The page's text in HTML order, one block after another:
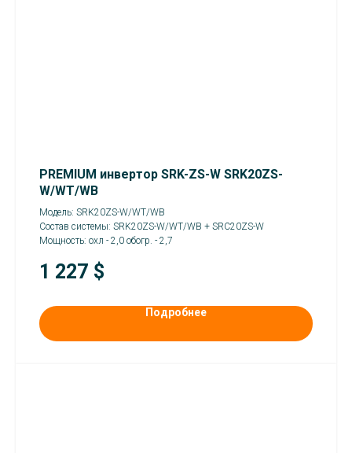
PREMIUM инвертор SRK-ZS-W SRK20ZS-
W/WT/WB
Модель: SRK20ZS-W/WT/WB
Состав системы: SRK20ZS-W/WT/WB + SRC20ZS-W
Мощность: охл - 2,0 обогр. - 2,7
1 227 $
Подробнее